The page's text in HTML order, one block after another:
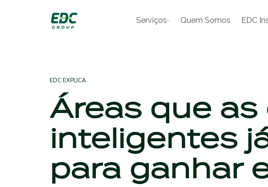
Serviços Quem Somos EDC
EDC EXPLICA
Áreas que
inteligentes
para ganhar